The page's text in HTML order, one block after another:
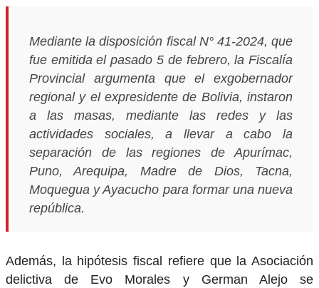
Mediante la disposición fiscal N° 41-2024, que
fue emitida el pasado 5 de febrero, la Fiscalía
Provincial argumenta que el exgobernador
regional y el expresidente de Bolivia, instaron
a las masas, mediante las redes y las
actividades sociales, a llevar a cabo la
separación de las regiones de Apurímac,
Puno, Arequipa, Madre de Dios, Tacna,
Moquegua y Ayacucho para formar una nueva
república.
Además, la hipótesis fiscal refiere que la Asociación
delictiva de Evo Morales y German Alejo se